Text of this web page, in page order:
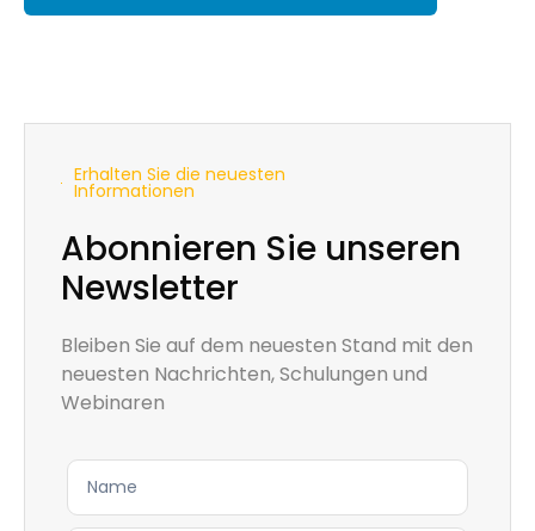
Erhalten Sie die neuesten
Informationen
Abonnieren Sie unseren
Newsletter
Bleiben Sie auf dem neuesten Stand mit den
neuesten Nachrichten, Schulungen und
Webinaren